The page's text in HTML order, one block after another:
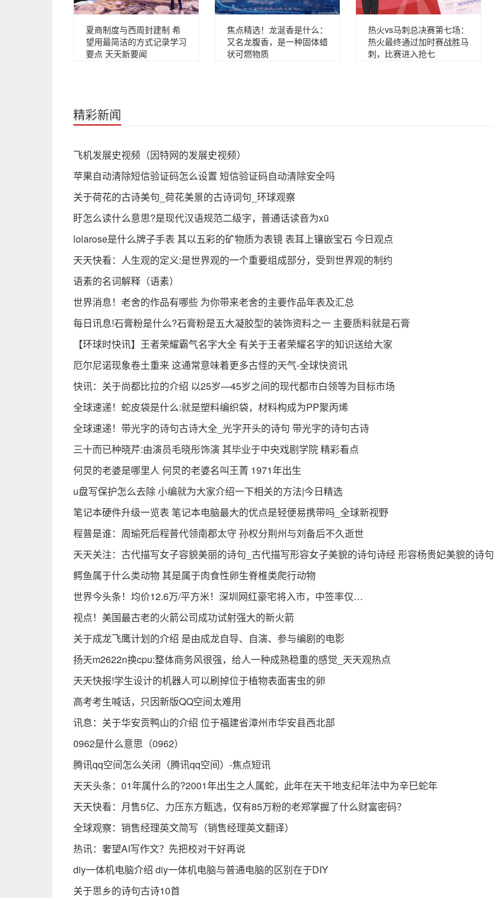
夏商制度与西周封建制 希
望用最简洁的方式记录学习
要点 天天新要闻
焦点精选！龙涎香是什么：
又名龙腹香，是一种固体蜡
状可燃物质
热火vs马刺总决赛第七场：
热火最终通过加时赛战胜马
刺，比赛进入抢七
精彩新闻
飞机发展史视频（因特网的发展史视频）
苹果自动清除短信验证码怎么设置 短信验证码自动清除安全吗
关于荷花的古诗美句_荷花美景的古诗词句_环球观察
盱怎么读什么意思?是现代汉语规范二级字，普通话读音为xū
lolarose是什么牌子手表 其以五彩的矿物质为表镜 表耳上镶嵌宝石 今日观点
天天快看：人生观的定义:是世界观的一个重要组成部分，受到世界观的制约
语素的名词解释（语素）
世界消息！老舍的作品有哪些 为你带来老舍的主要作品年表及汇总
每日讯息!石膏粉是什么?石膏粉是五大凝胶型的装饰资料之一 主要质料就是石膏
【环球时快讯】王者荣耀霸气名字大全 有关于王者荣耀名字的知识送给大家
厄尔尼诺现象卷土重来 这通常意味着更多古怪的天气-全球快资讯
快讯：关于尚都比拉的介绍 以25岁—45岁之间的现代都市白领等为目标市场
全球速递！蛇皮袋是什么:就是塑料编织袋，材料构成为PP聚丙烯
全球速递！带光字的诗句古诗大全_光字开头的诗句 带光字的诗句古诗
三十而已种晓芹:由演员毛晓彤饰演 其毕业于中央戏剧学院 精彩看点
何炅的老婆是哪里人 何炅的老婆名叫王菁 1971年出生
u盘写保护怎么去除 小编就为大家介绍一下相关的方法|今日精选
笔记本硬件升级一览表 笔记本电脑最大的优点是轻便易携带吗_全球新视野
程普是谁：周瑜死后程普代领南郡太守 孙权分荆州与刘备后不久逝世
天天关注：古代描写女子容貌美丽的诗句_古代描写形容女子美貌的诗句诗经 形容杨贵妃美貌的诗句
鳄鱼属于什么类动物 其是属于肉食性卵生脊椎类爬行动物
世界今头条！均价12.6万/平方米！深圳网红豪宅将入市，中签率仅…
视点！美国最古老的火箭公司成功试射强大的新火箭
关于成龙飞鹰计划的介绍 是由成龙自导、自演、参与编剧的电影
扬天m2622n换cpu:整体商务风很强，给人一种成熟稳重的感觉_天天观热点
天天快报!学生设计的机器人可以刷掉位于植物表面害虫的卵
高考考生喊话，只因新版QQ空间太难用
讯息：关于华安贡鸭山的介绍 位于福建省漳州市华安县西北部
0962是什么意思（0962）
腾讯qq空间怎么关闭（腾讯qq空间）-焦点短讯
天天头条：01年属什么的?2001年出生之人属蛇，此年在天干地支纪年法中为辛巳蛇年
天天快看：月售5亿、力压东方甄选，仅有85万粉的老郑掌握了什么财富密码？
全球观察：销售经理英文简写（销售经理英文翻译）
热讯：奢望AI写作文？先把校对干好再说
diy一体机电脑介绍 diy一体机电脑与普通电脑的区别在于DIY
关于思乡的诗句古诗10首